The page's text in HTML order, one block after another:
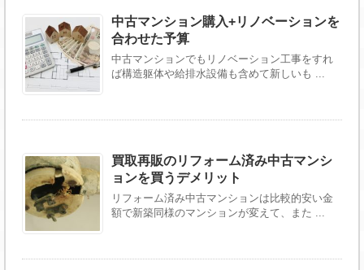
中古マンション購入+リノベーションを
合わせた予算
中古マンションでもリノベーション工事をすれ
ば構造躯体や給排水設備も含めて新しいも ...
買取再販のリフォーム済み中古マンシ
ョンを買うデメリット
リフォーム済み中古マンションは比較的安い金
額で新築同様のマンションが変えて、また ...